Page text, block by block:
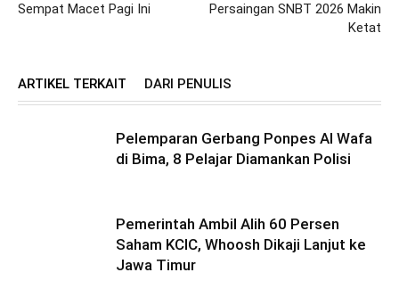
Sempat Macet Pagi Ini
Persaingan SNBT 2026 Makin
Ketat
ARTIKEL TERKAIT DARI PENULIS
Pelemparan Gerbang Ponpes Al Wafa
di Bima, 8 Pelajar Diamankan Polisi
Pemerintah Ambil Alih 60 Persen
Saham KCIC, Whoosh Dikaji Lanjut ke
Jawa Timur